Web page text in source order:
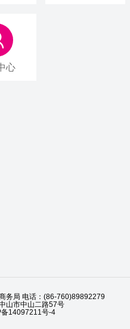
心
务局 电话：(86-760)89892279
山市中山二路57号
备14097211号-4